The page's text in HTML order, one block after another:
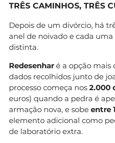
TRÊS CAMINHOS, TRÊS
Depois de um divórcio, há
anel de noivado e cada
distinta.
Redesenhar é a opção mais
dados recolhidos junto de
processo começa nos 2.000
euros) quando a pedra é
armação nova, e sobe entre
elemento adicional como
de laboratório extra.